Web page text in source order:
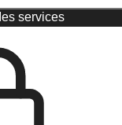
services